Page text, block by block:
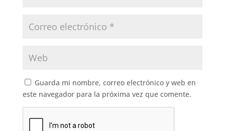
Guarda mi nombre, correo electrónico y web en
este navegador para la próxima vez que comente.